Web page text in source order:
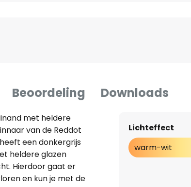
Beoordeling Downloads
met heldere
van de Reddot
een donkergrijs
heldere glazen
Hierdoor gaat er
en kun je met de
Lichteffect
warm-wit